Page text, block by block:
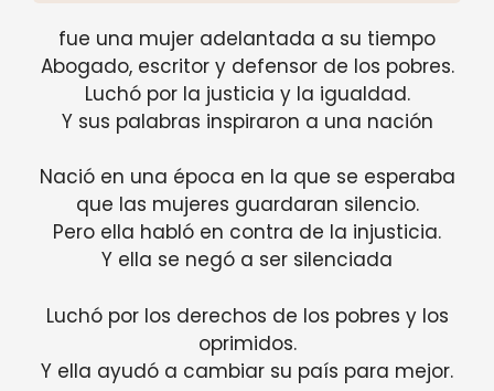
fue una mujer adelantada a su tiempo
Abogado, escritor y defensor de los pobres.
Luchó por la justicia y la igualdad.
Y sus palabras inspiraron a una nación
Nació en una época en la que se esperaba
que las mujeres guardaran silencio.
Pero ella habló en contra de la injusticia.
Y ella se negó a ser silenciada
Luchó por los derechos de los pobres y los
oprimidos.
Y ella ayudó a cambiar su país para mejor.